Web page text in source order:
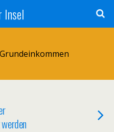
Insel